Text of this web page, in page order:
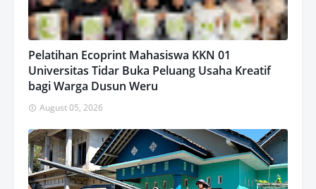
Pelatihan Ecoprint Mahasiswa KKN 01
Universitas Tidar Buka Peluang Usaha Kreatif
bagi Warga Dusun Weru
August 05, 2026